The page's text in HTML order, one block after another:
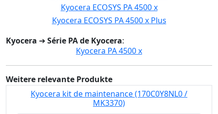
Kyocera ECOSYS PA 4500 x
Kyocera ECOSYS PA 4500 x Plus
Kyocera ➔Série PA de Kyocera:
Kyocera PA 4500 x
Weitere relevante Produkte
Kyocera kit de maintenance (170C0Y8NL0 /
MK3370)